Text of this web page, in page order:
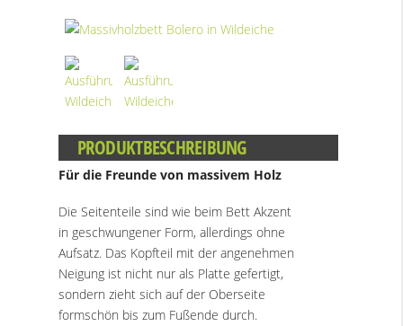
PRODUKTBESCHREIBUNG
Für die Freunde von massivem Holz
Die Seitenteile sind wie beim Bett Akzent
in geschwungener Form, allerdings ohne
Aufsatz. Das Kopfteil mit der angenehmen
Neigung ist nicht nur als Platte gefertigt,
sondern zieht sich auf der Oberseite
formschön bis zum Fußende durch.